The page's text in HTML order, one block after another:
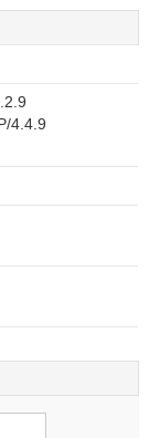
4.4.9